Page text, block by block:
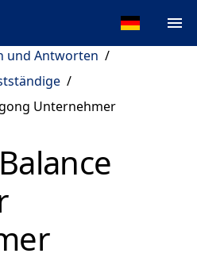
und Antworten /
/
Unternehmer